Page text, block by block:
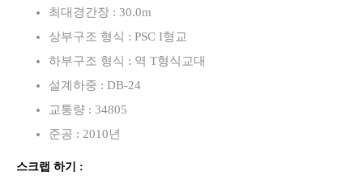
최대경간장 : 30.0m
상부구조 형식 : PSC I형교
하부구조 형식 : 역 T형식교대
설계하중 : DB-24
교통량 : 34805
준공 : 2010년
스크랩 하기 :